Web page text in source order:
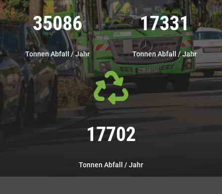
39713
Tonnen Abfall / Jahr
19647
Tonnen Abfall / Jahr
20066
Tonnen Abfall / Jahr